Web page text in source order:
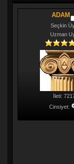
ADAM
Seçkin
Uzman
İleti:
Cinsiyet: